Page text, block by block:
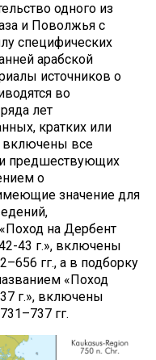
одного из
и Поволжья с
специфических
арабской
источников о
во
лет
кратких или
включены все
предшествующих
о
значение для
на Дербент
43 г.», включены
гг., а в подборку
«Поход
г.», включены
гг.